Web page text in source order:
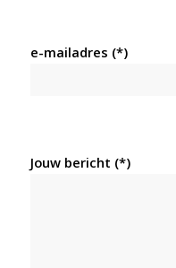
e-mailadres (*)
Jouw bericht (*)